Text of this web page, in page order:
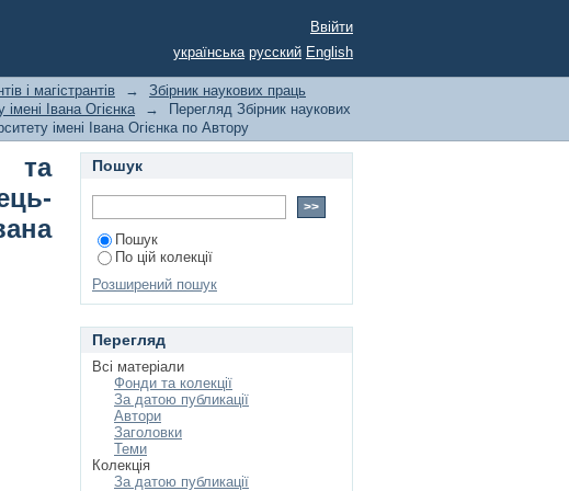
економічного
імені Івана
Ввійти
українська русский English
і магістрантів →
Збірник наукових праць
Івана Огієнка
→
Перегляд Збірник наукових
імені Івана Огієнка по Автору
та
Пошук
Пошук
По цій колекції
Розширений пошук
Перегляд
Всі матеріали
Фонди та колекції
За датою публикації
Автори
Заголовки
Теми
Колекція
За датою публикації